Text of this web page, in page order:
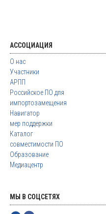
АССОЦИАЦИЯ
О нас
Участники
АРПП
Российское ПО для
импортозамещения
Навигатор
мер поддержки
Каталог
совместимости ПО
Образование
Медиацентр
МЫ В СОЦСЕТЯХ